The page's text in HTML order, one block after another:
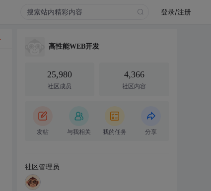
登录/注册
高性能WEB开发
25,980
社区成员
4,366
社区内容
发帖 与我相关 我的任务 分享
社区管理员